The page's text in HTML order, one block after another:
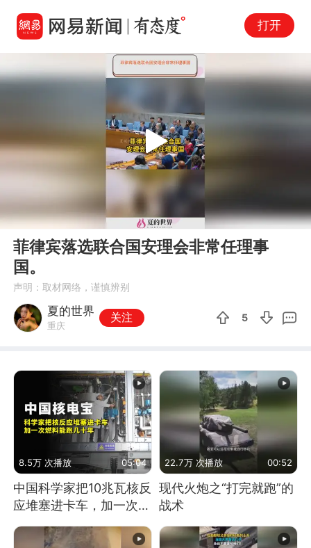
打开
00:00 00:40
Play
菲律宾落选联合国安理会非常任理事
国。
声明：取材网络，谨慎辨别
夏的世界
重庆
关注 5
8.5万 次播放 05:04
中国科学家把10兆瓦核反
应堆塞进卡车，加一次燃
22.7万 次播放 00:52
现代火炮之“打完就跑”的
战术